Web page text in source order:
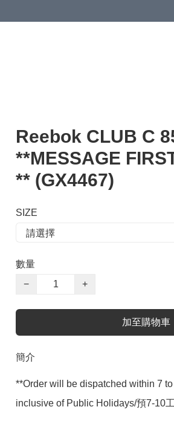
Reebok CLUB C
**MESSAGE
** (GX4467)
SIZE
數量
−
+
加至購物車
簡介
**Order will be dispatched within 7
inclusive of Public Holidays/預7-10